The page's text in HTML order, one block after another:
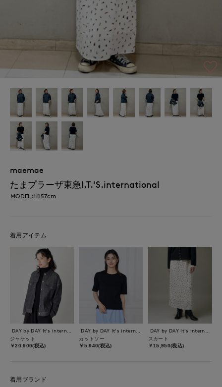
maemae
たまプラーザ東急I.T.'S.international
MODEL:H157cm
着用アイテム
ジャケット
￥20,900(税込)
カットソー
￥5,940(税込)
スカート
￥15,950(税込)
着用ブランド